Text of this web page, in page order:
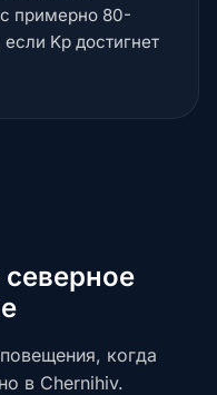
примерно 80-
Kp достигнет
когда
в Chernihiv.